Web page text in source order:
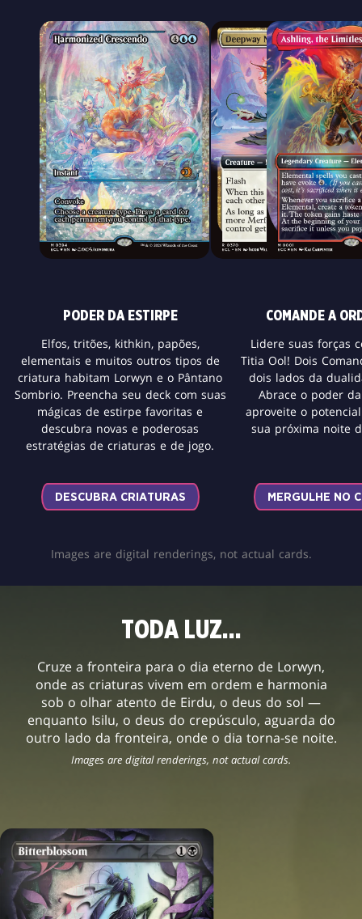
PODER DA ESTIRPE
Elfos, tritões, kithkin, papões,
elementais e muitos outros tipos de
criatura habitam Lorwyn e o Pântano
Sombrio. Preencha seu deck com suas
mágicas de estirpe favoritas e
descubra novas e poderosas
estratégias de criaturas e de jogo.
DESCUBRA CRIATURAS
COMANDE A
Lidere suas forças
Titia Ool! Dois
dois lados da
Abrace o poder
aproveite o
sua próxima noite
MERGULHE NO
Images are digital renderings, not actual cards.
TODA LUZ…
Cruze a fronteira para o dia eterno de Lorwyn,
onde as criaturas vivem em ordem e harmonia
sob o olhar atento de Eirdu, o deus do sol —
enquanto Isilu, o deus do crepúsculo, aguarda do
outro lado da fronteira, onde o dia torna-se noite.
Images are digital renderings, not actual cards.